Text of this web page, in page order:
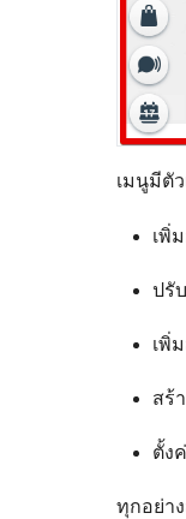
เมนูมีตั
เพิ่
ปรั
เพิ่
สร้
ตั้ง
ทุกอย่า